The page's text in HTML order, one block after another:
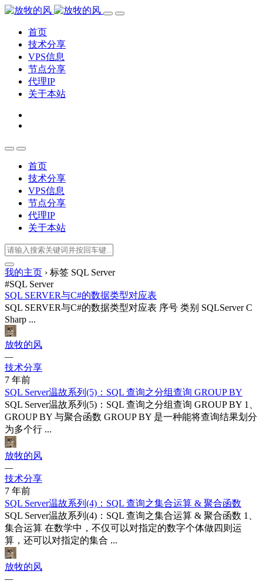
首页
技术分享
VPS信息
节点分享
代理IP
关于本站
首页
技术分享
VPS信息
节点分享
代理IP
关于本站
我的主页 › 标签 SQL Server
#SQL Server
SQL SERVER与C#的数据类型对应表
SQL SERVER与C#的数据类型对应表 序号 类别 SQLServer C
Sharp ...
放牧的风
—
技术分享
7 年前
SQL Server温故系列(5)：SQL 查询之分组查询 GROUP BY
SQL Server温故系列(5)：SQL 查询之分组查询 GROUP BY 1、
GROUP BY 与聚合函数 GROUP BY 是一种能将查询结果划分
为多个行 ...
放牧的风
—
技术分享
7 年前
SQL Server温故系列(4)：SQL 查询之集合运算 & 聚合函数
SQL Server温故系列(4)：SQL 查询之集合运算 & 聚合函数 1、
集合运算 在数学中，不仅可以对指定的数字个体做四则运
算，还可以对指定的集合 ...
放牧的风
—